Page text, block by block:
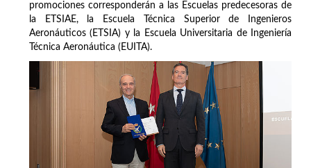
promociones corresponderán a las Escuelas predecesoras de
la ETSIAE, la Escuela Técnica Superior de Ingenieros
Aeronáuticos (ETSIA) y la Escuela Universitaria de Ingeniería
Técnica Aeronáutica (EUITA).